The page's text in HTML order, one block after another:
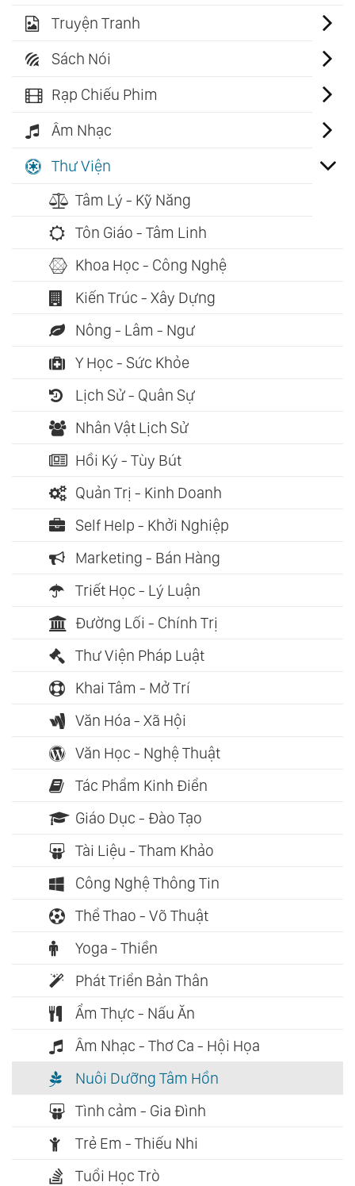
Truyện Tranh
Sách Nói
Rạp Chiếu Phim
Âm Nhạc
Thư Viện
Tâm Lý - Kỹ Năng
Tôn Giáo - Tâm Linh
Khoa Học - Công Nghệ
Kiến Trúc - Xây Dựng
Nông - Lâm - Ngư
Y Học - Sức Khỏe
Lịch Sử - Quân Sự
Nhân Vật Lịch Sử
Hồi Ký - Tùy Bút
Quản Trị - Kinh Doanh
Self Help - Khởi Nghiệp
Marketing - Bán Hàng
Triết Học - Lý Luận
Đường Lối - Chính Trị
Thư Viện Pháp Luật
Khai Tâm - Mở Trí
Văn Hóa - Xã Hội
Văn Học - Nghệ Thuật
Tác Phẩm Kinh Điển
Giáo Dục - Đào Tạo
Tài Liệu - Tham Khảo
Công Nghệ Thông Tin
Thể Thao - Võ Thuật
Yoga - Thiền
Phát Triển Bản Thân
Ẩm Thực - Nấu Ăn
Âm Nhạc - Thơ Ca - Hội Họa
Nuôi Dưỡng Tâm Hồn
Tình cảm - Gia Đình
Trẻ Em - Thiếu Nhi
Tuổi Học Trò